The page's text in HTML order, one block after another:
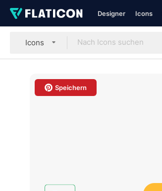
Designer Icons
Icons
Speichern